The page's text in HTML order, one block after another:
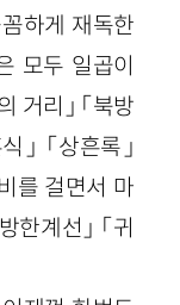
하게 재독한
모두 일곱이
거리」 「북방
」 「상흔록」
를 걸면서 마
한계선」 「귀